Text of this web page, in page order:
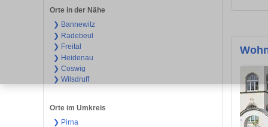
Orte in der Nähe
❯ Bannewitz
❯ Radebeul
❯ Freital
❯ Heidenau
❯ Coswig
❯ Wilsdruff
Orte im Umkreis
❯ Pirna